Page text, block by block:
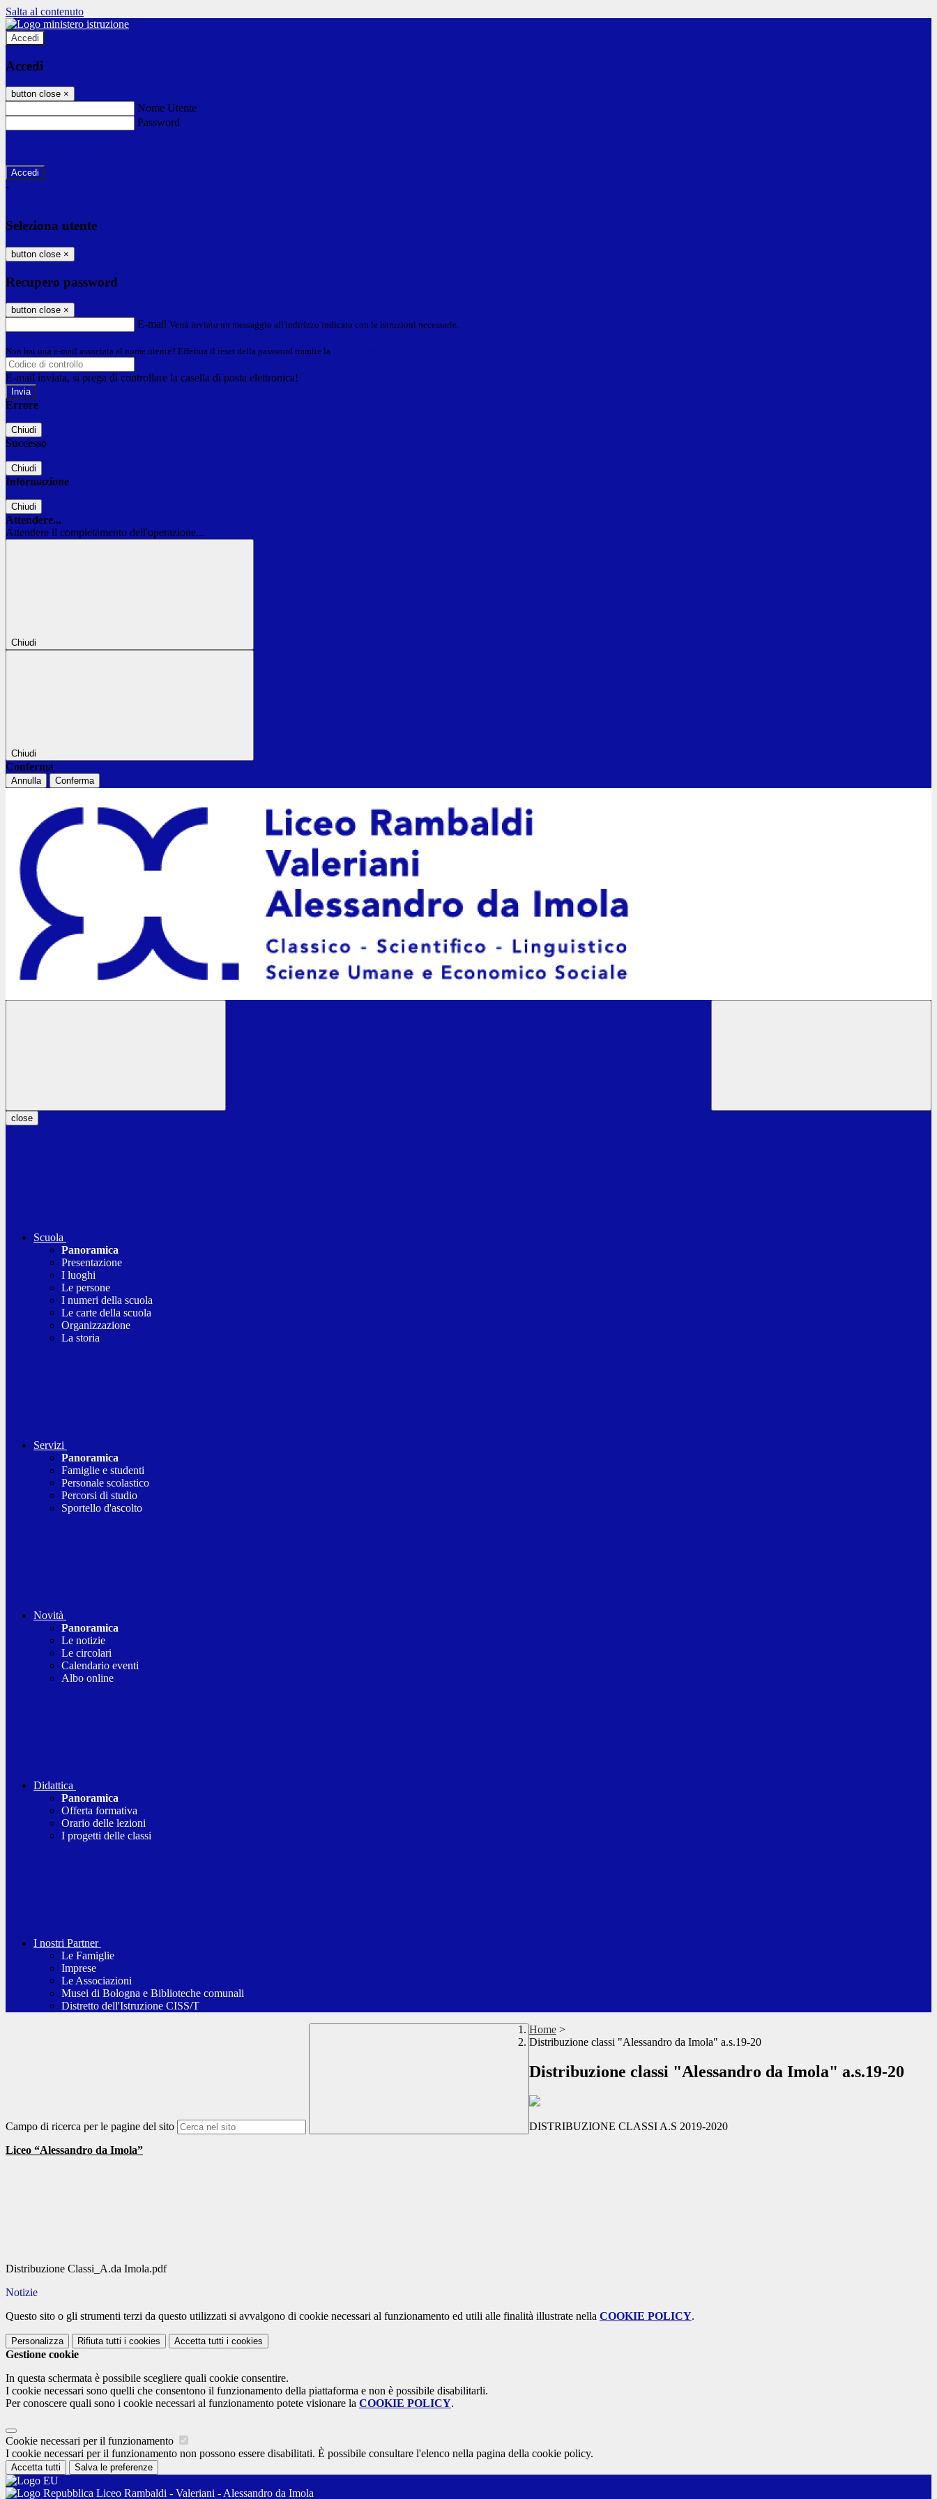
Salta al contenuto
Accedi
Accedi
button close ×
Nome Utente
Password
-
Seleziona utente
button close ×
Recupero password
button close ×
E-mail Verrà inviato un messaggio all'indirizzo indicato con le istruzioni necessarie.
Non hai una e-mail associata al nome utente? Effettua il reset della password tramite la
E-mail inviata, si prega di controllare la casella di posta elettronica!
Errore
Chiudi
Successo
Chiudi
Informazione
Chiudi
Attendere...
Attendere il completamento dell'operazione...
Chiudi
Chiudi
Conferma
Annulla Conferma
close
Scuola
Panoramica
Presentazione
I luoghi
Le persone
I numeri della scuola
Le carte della scuola
Organizzazione
La storia
Servizi
Panoramica
Famiglie e studenti
Personale scolastico
Percorsi di studio
Sportello d'ascolto
Novità
Panoramica
Le notizie
Le circolari
Calendario eventi
Albo online
Didattica
Panoramica
Offerta formativa
Orario delle lezioni
I progetti delle classi
I nostri Partner
Le Famiglie
Imprese
Le Associazioni
Musei di Bologna e Biblioteche comunali
Distretto dell'Istruzione CISS/T
Campo di ricerca per le pagine del sito
Home >
Distribuzione classi "Alessandro da Imola" a.s.19-20
Distribuzione classi "Alessandro da Imola" a.s.19-20
DISTRIBUZIONE CLASSI A.S 2019-2020
Liceo “Alessandro da Imola”
Distribuzione Classi_A.da Imola.pdf
Notizie
Questo sito o gli strumenti terzi da questo utilizzati si avvalgono di cookie necessari al funzionamento ed utili alle finalità illustrate nella COOKIE POLICY.
Personalizza Rifiuta tutti i cookies Accetta tutti i cookies
Gestione cookie
In questa schermata è possibile scegliere quali cookie consentire.
I cookie necessari sono quelli che consentono il funzionamento della piattaforma e non è possibile disabilitarli.
Per conoscere quali sono i cookie necessari al funzionamento potete visionare la COOKIE POLICY.
Cookie necessari per il funzionamento
I cookie necessari per il funzionamento non possono essere disabilitati. È possibile consultare l'elenco nella pagina della cookie policy.
Accetta tutti Salva le preferenze
Liceo Rambaldi - Valeriani - Alessandro da Imola